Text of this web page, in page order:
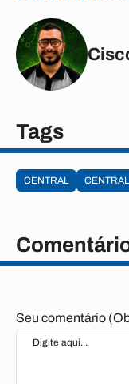
Tags
CENTRAL
Seu comentário